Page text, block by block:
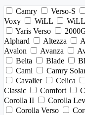
Camry Verso-S
Voxy
WiLL
Yaris Verso
Alphard
Altezza
Avalon
Avanza
Belta
Blade
Cami
Camry
Cavalier
Celica
Classic
Comfort
Corolla II
Corolla
Corolla Verso